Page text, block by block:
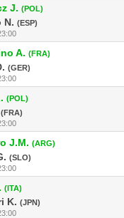
J. (POL)
N. (ESP)
A. (FRA)
(GER)
(POL)
(FRA)
J.M. (ARG)
(SLO)
(ITA)
K. (JPN)